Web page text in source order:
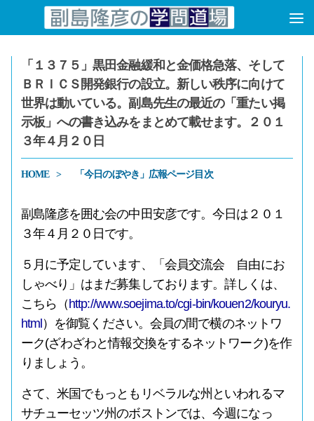
コンテンツへスキップ
「１３７５」黒田金融緩和と金価格急落、そして
ＢＲＩＣＳ開発銀行の設立。新しい秩序に向けて
世界は動いている。副島先生の最近の「重たい掲
示板」への書き込みをまとめて載せます。２０１
３年４月２０日
HOME 「今日のぼやき」広報ページ目次
副島隆彦を囲む会の中田安彦です。今日は２０１
３年４月２０日です。
５月に予定しています、「会員交流会 自由にお
しゃべり」はまだ募集しております。詳しくは、
こちら（ http://www.soejima.to/cgi-bin/kouen2/kouryu.
html ）を御覧ください。会員の間で横のネットワ
ーク(ざわざわと情報交換をするネットワーク)を作
りましょう。
さて、米国でもっともリベラルな州といわれるマ
サチューセッツ州のボストンでは、今週になっ